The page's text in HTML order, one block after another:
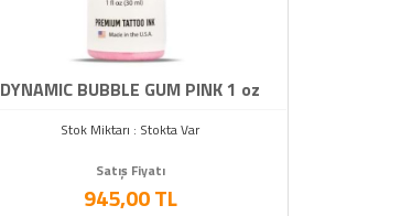
DYNAMIC BUBBLE GUM PINK 1 oz
Stok Miktarı : Stokta Var
Satış Fiyatı
945,00 TL